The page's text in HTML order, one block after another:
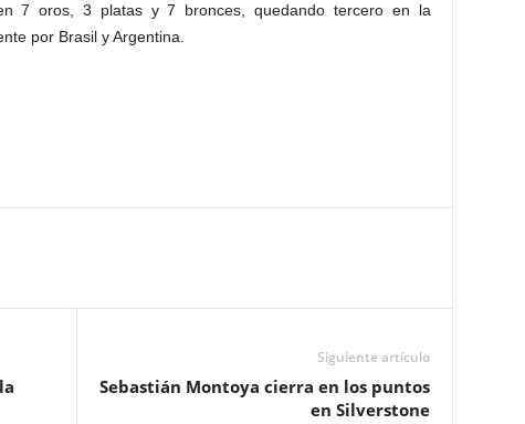
7 oros, 3 platas y 7 bronces, quedando tercero en la
por Brasil y Argentina.
Siguiente artículo
Sebastián Montoya cierra en los puntos
en Silverstone